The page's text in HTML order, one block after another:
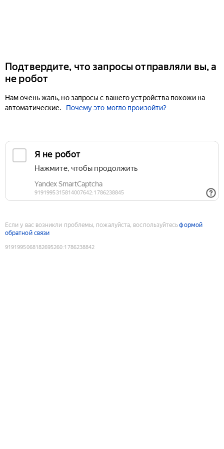
Подтвердите, что запросы отправляли вы, а
не робот
Нам очень жаль, но запросы с вашего устройства похожи на
автоматические.
Почему это могло произойти?
Если у вас возникли проблемы, пожалуйста, воспользуйтесьформой
обратной связи
9191995068182695260:1786238842